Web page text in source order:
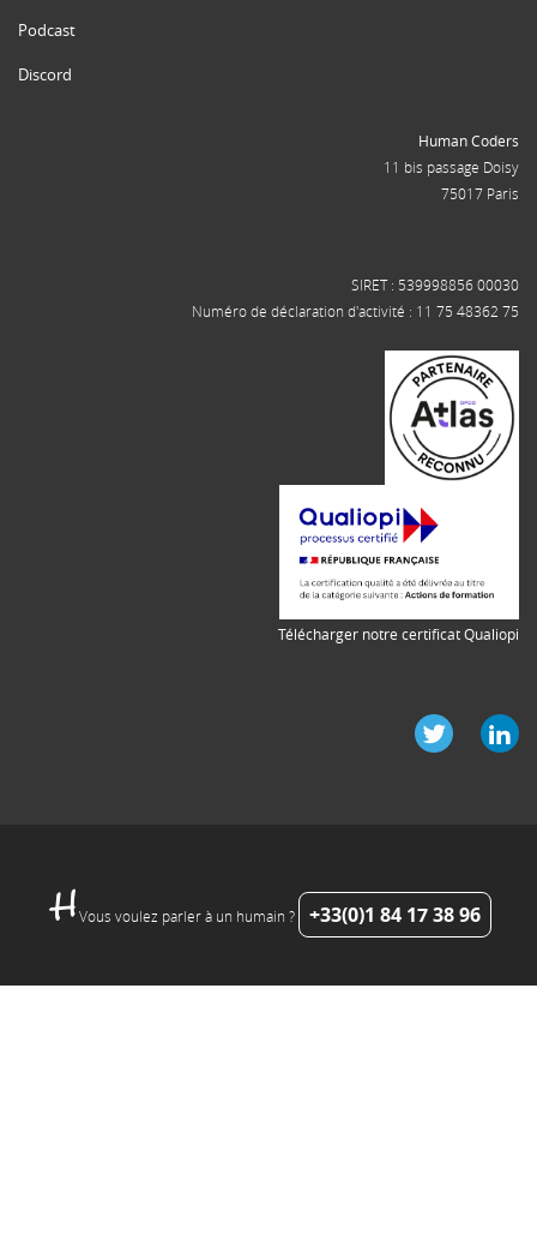
Podcast
Discord
Human Coders
11 bis passage Doisy
75017 Paris
SIRET : 539998856 00030
Numéro de déclaration d'activité : 11 75 48362 75
Télécharger notre certificat Qualiopi
Vous voulez parler à un humain ? +33(0)1 84 17 38 96